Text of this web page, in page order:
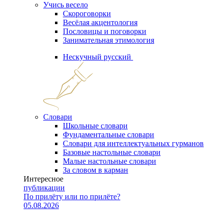
Учись весело
Скороговорки
Весёлая акцентология
Пословицы и поговорки
Занимательная этимология
Нескучный русский
Словари
Школьные словари
Фундаментальные словари
Словари для интеллектуальных гурманов
Базовые настольные словари
Малые настольные словари
За словом в карман
Интересное
публикации
По прилёту или по прилёте?
05.08.2026